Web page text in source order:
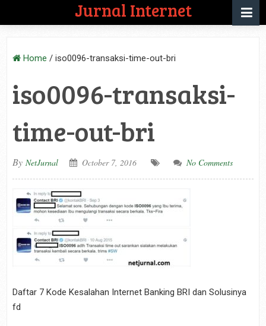
Jurnal Internet
Home / iso0096-transaksi-time-out-bri
iso0096-transaksi-
time-out-bri
By NetJurnal October 7, 2016 No Comments
Daftar 7 Kode Kesalahan Internet Banking BRI dan Solusinya
fd